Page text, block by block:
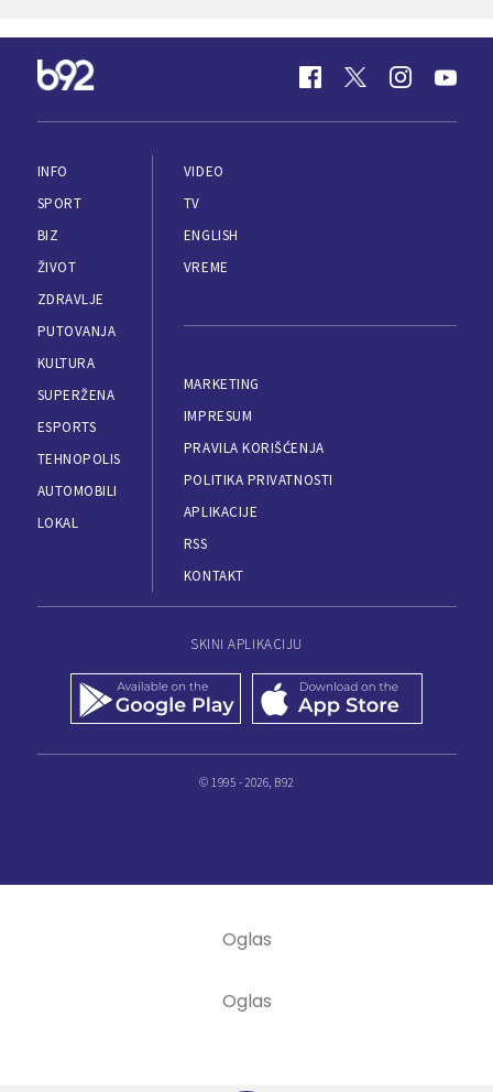
INFO
SPORT
BIZ
ŽIVOT
ZDRAVLJE
PUTOVANJA
KULTURA
SUPERŽENA
ESPORTS
TEHNOPOLIS
AUTOMOBILI
LOKAL
VIDEO
TV
ENGLISH
VREME
MARKETING
IMPRESUM
PRAVILA KORIŠĆENJA
POLITIKA PRIVATNOSTI
APLIKACIJE
RSS
KONTAKT
SKINI APLIKACIJU
© 1995 - 2026, B92